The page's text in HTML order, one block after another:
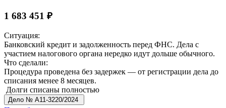
1 683 451 ₽
Ситуация:
Банковский кредит и задолженность перед ФНС. Дела с
участием налогового органа нередко идут дольше обычного.
Что сделали:
Процедура проведена без задержек — от регистрации дела до
списания менее 8 месяцев.
Долги списаны полностью
Дело № А11-3220/2024